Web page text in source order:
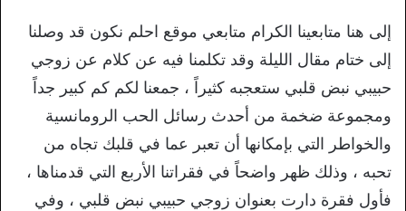
إلى هنا متابعينا الكرام متابعي موقع احلم نكون قد وصلنا
إلى ختام مقال الليلة وقد تكلمنا فيه عن كلام عن زوجي
حبيبي نبض قلبي ستعجبه كثيراً ، جمعنا لكم كم كبير جداً
ومجموعة ضخمة من أحدث رسائل الحب الرومانسية
والخواطر التي بإمكانها أن تعبر عما في قلبك تجاه من
تحبه ، وذلك ظهر واضحاً في فقراتنا الأربع التي قدمناها ،
فأول فقرة دارت بعنوان زوجي حبيبي نبض قلبي ، وفي